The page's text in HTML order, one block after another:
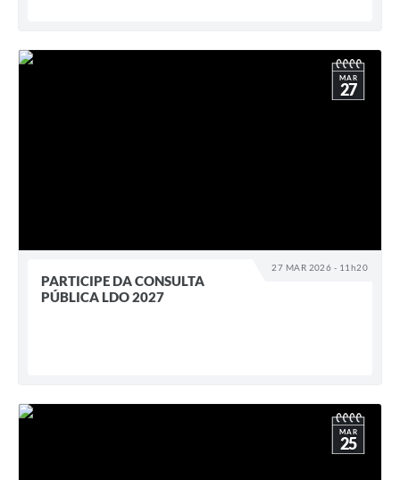
27 MAR 2026 - 11h20
MAR
27
PARTICIPE DA CONSULTA
PÚBLICA LDO 2027
MAR
25